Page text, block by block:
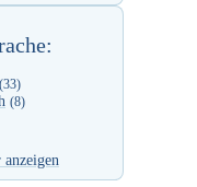
(33)
(8)
anzeigen